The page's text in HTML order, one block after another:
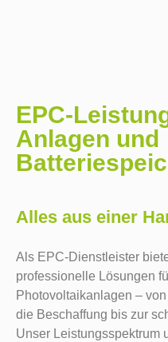
EPC-
Anlagen und
Alles aus einer
Als EPC-Dienstleister
professionelle Lösungen
Photovoltaikanlagen –
die Beschaffung bis zur
Unser Leistungsspektrum